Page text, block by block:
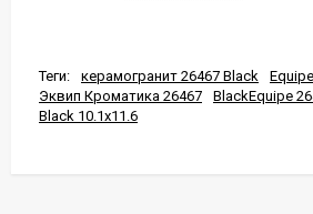
Теги: керамогранит 26467 Black
Эквип Кроматика 26467
BlackEquipe
Black 10.1x11.6